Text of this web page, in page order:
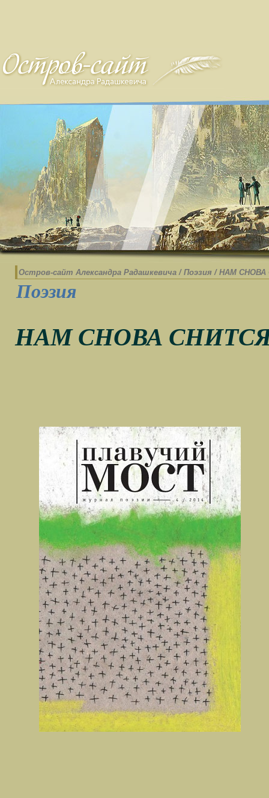
Остров-cайт Александра Радашкевича / Поэзия / НАМ СНОВА
Поэзия
НАМ СНОВА